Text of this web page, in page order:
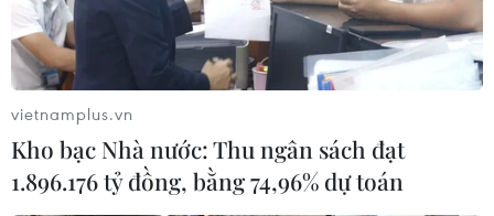
vietnamplus.vn
Kho bạc Nhà nước: Thu ngân sách đạt
1.896.176 tỷ đồng, bằng 74,96% dự toán